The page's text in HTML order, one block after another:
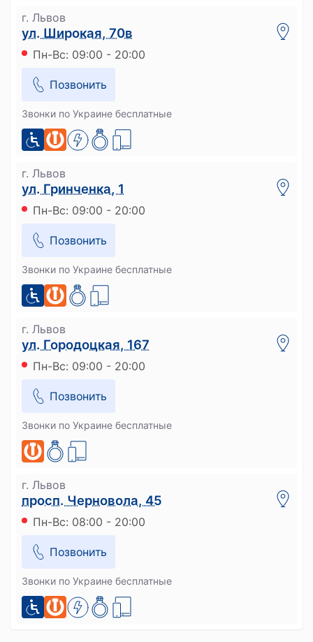
г. Львов
ул. Широкая, 70в
Пн-Вс: 09:00 - 20:00
Позвонить
Звонки по Украине бесплатные
г. Львов
ул. Гринченка, 1
Пн-Вс: 09:00 - 20:00
Позвонить
Звонки по Украине бесплатные
г. Львов
ул. Городоцкая, 167
Пн-Вс: 09:00 - 20:00
Позвонить
Звонки по Украине бесплатные
г. Львов
просп. Черновола, 45
Пн-Вс: 08:00 - 20:00
Позвонить
Звонки по Украине бесплатные